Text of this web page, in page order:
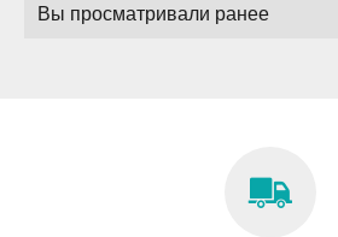
· До 35-45 Вт в диапазоне UHF
Благодаря этому, а также высокой
Вы просматривали ранее